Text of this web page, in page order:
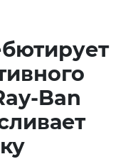
Ban